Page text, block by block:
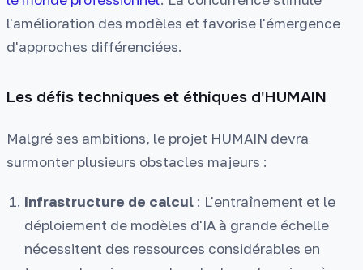
l'amélioration des modèles et favorise l'émergence
d'approches différenciées.
Les défis techniques et éthiques d'HUMAIN
Malgré ses ambitions, le projet HUMAIN devra
surmonter plusieurs obstacles majeurs :
Infrastructure de calcul : L'entraînement et le
déploiement de modèles d'IA à grande échelle
nécessitent des ressources considérables en